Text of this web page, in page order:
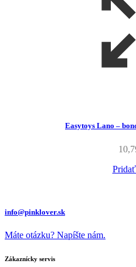
Easytoys Lano –
info@pinklover.sk
Máte otázku? Napíšte nám.
Zákaznícky servis